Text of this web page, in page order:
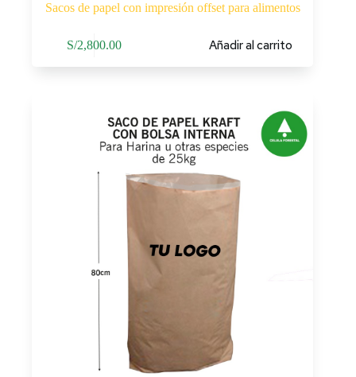
Sacos de papel con impresión offset para alimentos
S/2,800.00 Añadir al carrito